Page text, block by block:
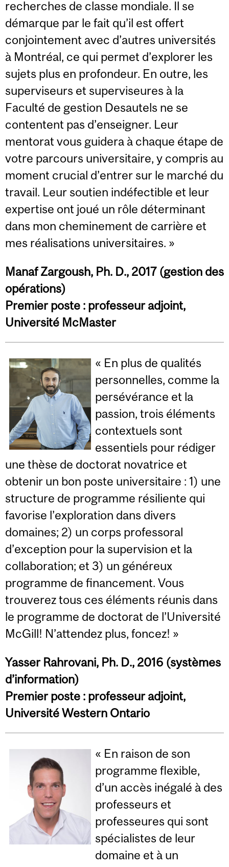
recherches de classe mondiale. Il se
démarque par le fait qu’il est offert
conjointement avec d’autres universités
à Montréal, ce qui permet d’explorer les
sujets plus en profondeur. En outre, les
superviseurs et superviseures à la
Faculté de gestion Desautels ne se
contentent pas d’enseigner. Leur
mentorat vous guidera à chaque étape de
votre parcours universitaire, y compris au
moment crucial d’entrer sur le marché du
travail. Leur soutien indéfectible et leur
expertise ont joué un rôle déterminant
dans mon cheminement de carrière et
mes réalisations universitaires. »
Manaf Zargoush, Ph. D., 2017 (gestion des
opérations)
Premier poste : professeur adjoint,
Université McMaster
« En plus de qualités
personnelles, comme la
persévérance et la
passion, trois éléments
contextuels sont
essentiels pour rédiger
une thèse de doctorat novatrice et
obtenir un bon poste universitaire : 1) une
structure de programme résiliente qui
favorise l’exploration dans divers
domaines; 2) un corps professoral
d’exception pour la supervision et la
collaboration; et 3) un généreux
programme de financement. Vous
trouverez tous ces éléments réunis dans
le programme de doctorat de l’Université
McGill! N’attendez plus, foncez! »
Yasser Rahrovani, Ph. D., 2016 (systèmes
d’information)
Premier poste : professeur adjoint,
Université Western Ontario
« En raison de son
programme flexible,
d’un accès inégalé à des
professeurs et
professeures qui sont
spécialistes de leur
domaine et à un